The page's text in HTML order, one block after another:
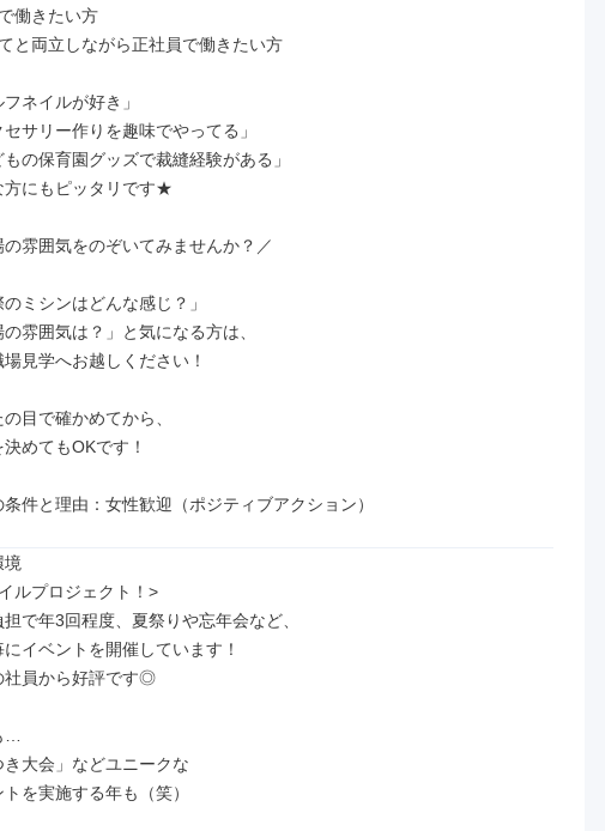
働きたい方
と両立しながら正社員で働きたい方
フネイルが好き」
セサリー作りを趣味でやってる」
もの保育園グッズで裁縫経験がある」
方にもピッタリです★
の雰囲気をのぞいてみませんか？／
のミシンはどんな感じ？」
の雰囲気は？」と気になる方は、
見学へお越しください！
目で確かめてから、
めてもOKです！
件と理由：女性歓迎（ポジティブアクション）
境
ルプロジェクト！>
で年3回程度、夏祭りや忘年会など、
にイベントを開催しています！
社員から好評です◎
…
き大会」などユニークな
を実施する年も（笑）